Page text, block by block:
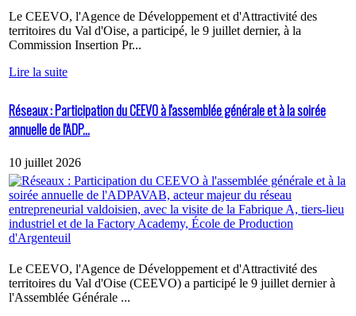
Le CEEVO, l'Agence de Développement et d'Attractivité des
territoires du Val d'Oise, a participé, le 9 juillet dernier, à la
Commission Insertion Pr...
Lire la suite
Réseaux : Participation du CEEVO à l'assemblée générale et à la soirée
annuelle de l'ADP...
10 juillet 2026
Le CEEVO, l'Agence de Développement et d'Attractivité des
territoires du Val d'Oise (CEEVO) a participé le 9 juillet dernier à
l'Assemblée Générale ...